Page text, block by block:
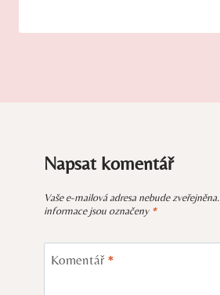
Napsat komentář
Vaše e-mailová adresa nebude zveřejněna.
informace jsou označeny *
Komentář *